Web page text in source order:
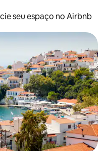
seu espaço no Airbnb